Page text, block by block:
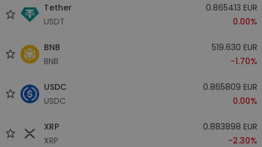
Tether
USDT
0.865413 EUR
0.00%
BNB
BNB
519.630 EUR
-1.70%
USDC
USDC
0.865809 EUR
0.00%
XRP
XRP
0.883898 EUR
-2.30%